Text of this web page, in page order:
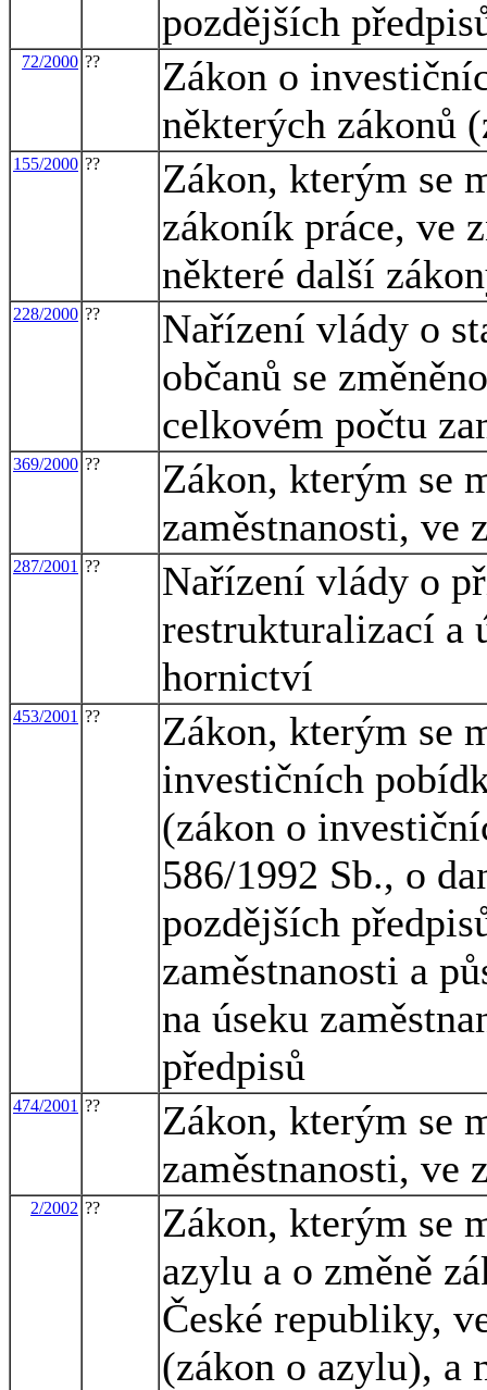
pozdějších
72/2000 ??
Zákon o
některých zákonů
155/2000 ??
Zákon, kterým se
zákoník práce, ve
některé další
228/2000 ??
Nařízení vlády o
občanů se
celkovém počtu
369/2000 ??
Zákon, kterým se
zaměstnanosti, ve
287/2001 ??
Nařízení vlády o
restrukturalizací a
hornictví
453/2001 ??
Zákon, kterým se
investičních
(zákon o
586/1992 Sb., o
pozdějších
zaměstnanosti a
na úseku
předpisů
474/2001 ??
Zákon, kterým se
zaměstnanosti, ve
2/2002 ??
Zákon, kterým se
azylu a o změně
České republiky,
(zákon o azylu), a